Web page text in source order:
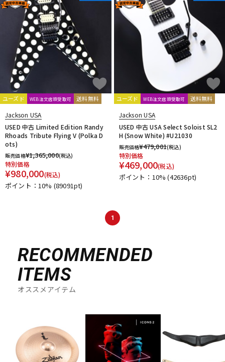
ドラム パーカッション
キーボード 電子ピアノ
その他楽器
アンプ エフェクター
DJ機器 DTM
中古
ユーズド WEB注文店頭受取可 送料無料
Jackson USA
USED 中古 Limited Edition Randy
Rhoads Tribute Flying V (Polka D
ots)
販売価格¥1,365,000(税込)
特別価格
¥980,000(税込)
ポイント：10% (89091pt)
ユーズド WEB注文店頭受取可 送料無料
Jackson USA
USED 中古 USA Select Soloist SL2
H (Snow White) #U21030
販売価格¥479,001(税込)
特別価格
¥469,000(税込)
ポイント：10%(42636pt)
1
RECOMMENDED
ITEMS
オススメアイテム